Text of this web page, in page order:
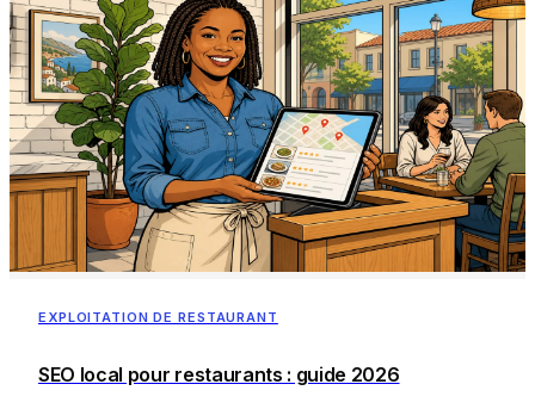
EXPLOITATION DE RESTAURANT
SEO local pour restaurants : guide 2026